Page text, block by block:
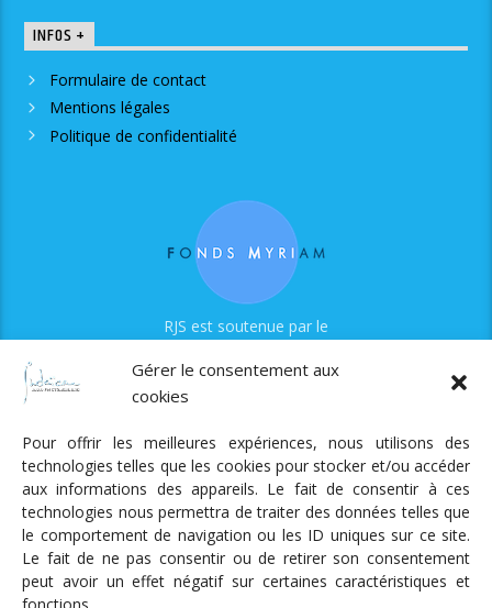
Gérer le consentement aux
cookies
Pour offrir les meilleures expériences, nous utilisons des
technologies telles que les cookies pour stocker et/ou accéder
aux informations des appareils. Le fait de consentir à ces
technologies nous permettra de traiter des données telles que
le comportement de navigation ou les ID uniques sur ce site.
Le fait de ne pas consentir ou de retirer son consentement
peut avoir un effet négatif sur certaines caractéristiques et
INFOS +
Formulaire de contact
Mentions légales
Politique de confidentialité
RJS est soutenue par le
Radio Judaica Strasbourg
Tous droits réservés
RADIO JUDAÏCA
ÉMISSIONS ET GRILLE DES PROGRAMMES